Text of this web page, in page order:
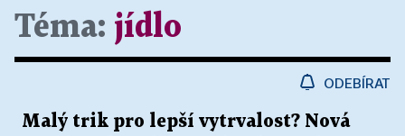
Téma: jídlo
ODEBÍRAT
Malý trik pro lepší vytrvalost? Nová